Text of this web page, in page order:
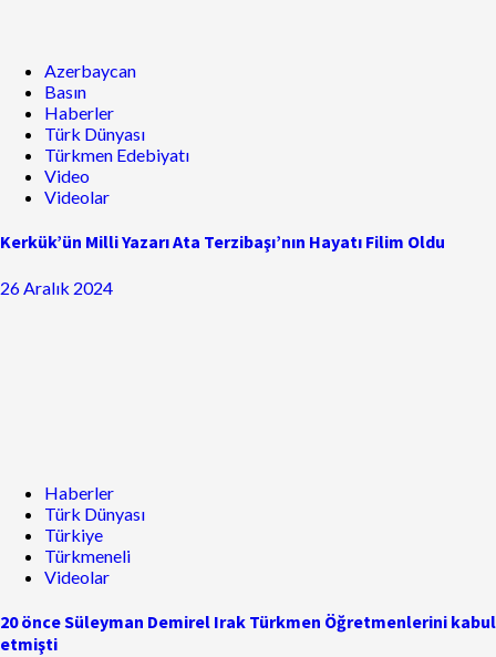
Azerbaycan
Basın
Haberler
Türk Dünyası
Türkmen Edebiyatı
Video
Videolar
Kerkük’ün Milli Yazarı Ata Terzibaşı’nın Hayatı Filim Oldu
26 Aralık 2024
Haberler
Türk Dünyası
Türkiye
Türkmeneli
Videolar
20 önce Süleyman Demirel Irak Türkmen Öğretmenlerini kabul
etmişti